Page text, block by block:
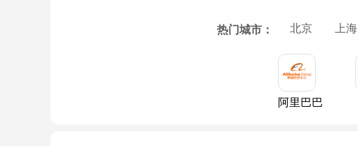
热门城市： 北京 上海
阿里巴巴